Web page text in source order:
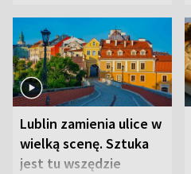
Lublin zamienia ulice w
wielką scenę. Sztuka
jest tu wszędzie